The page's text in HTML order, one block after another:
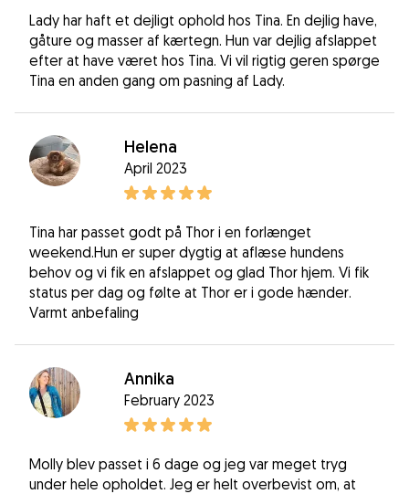
Lady har haft et dejligt ophold hos Tina. En dejlig have,
gåture og masser af kærtegn. Hun var dejlig afslappet
efter at have været hos Tina. Vi vil rigtig geren spørge
Tina en anden gang om pasning af Lady.
Helena
April 2023
Tina har passet godt på Thor i en forlænget
weekend.Hun er super dygtig at aflæse hundens
behov og vi fik en afslappet og glad Thor hjem. Vi fik
status per dag og følte at Thor er i gode hænder.
Varmt anbefaling
Annika
February 2023
Molly blev passet i 6 dage og jeg var meget tryg
under hele opholdet. Jeg er helt overbevist om, at